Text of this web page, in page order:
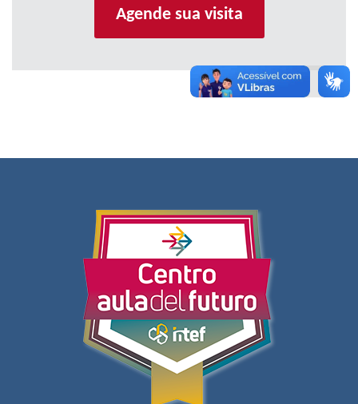
Agende sua visita